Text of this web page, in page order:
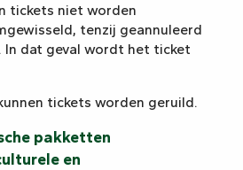
tickets niet worden
tenzij geannuleerd
In dat geval wordt het ticket
tickets worden geruild.
pakketten
en